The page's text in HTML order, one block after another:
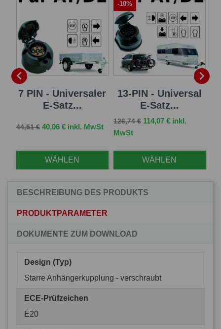

7 PIN - Universaler
E-Satz...
Verkaufspreis
44,51 € Preis
40,06 € inkl. MwSt
WÄHLEN
13-PIN - Universal
E-Satz...
Verkaufspreis
126,74 € Preis
114,07 € inkl.
MwSt
WÄHLEN
-10%

BESCHREIBUNG DES PRODUKTS
PRODUKTPARAMETER
DOKUMENTE ZUM DOWNLOAD
Design (Typ)
Starre Anhängerkupplung - verschraubt
ECE-Prüfzeichen
E20